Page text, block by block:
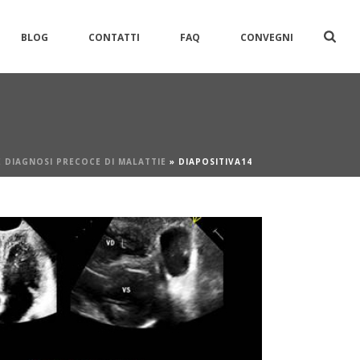
BLOG CONTATTI FAQ CONVEGNI
PRECOCE DI MALATTIE » DIAPOSITIVA14